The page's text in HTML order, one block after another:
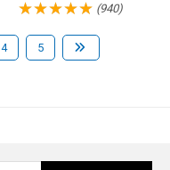
(940)
4 5